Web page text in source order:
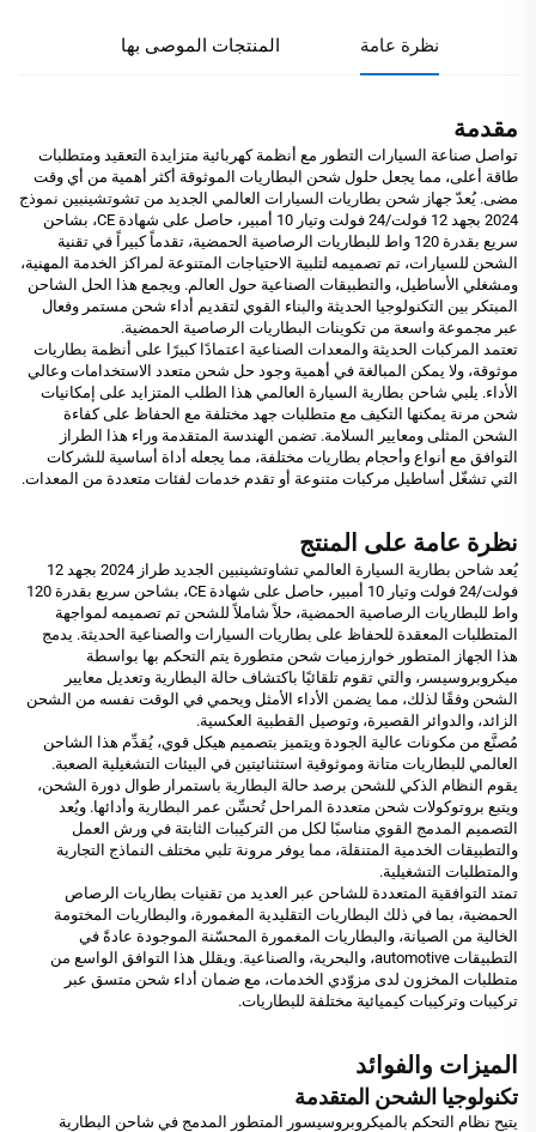
نظرة عامة المنتجات الموصى بها
مقدمة
تواصل صناعة السيارات التطور مع أنظمة كهربائية متزايدة التعقيد ومتطلبات
طاقة أعلى، مما يجعل حلول شحن البطاريات الموثوقة أكثر أهمية من أي وقت
مضى. يُعدّ جهاز شحن بطاريات السيارات العالمي الجديد من تشوتشينبين نموذج
2024 بجهد 12 فولت/24 فولت وتيار 10 أمبير، حاصل على شهادة CE، بشاحن
سريع بقدرة 120 واط للبطاريات الرصاصية الحمضية، تقدماً كبيراً في تقنية
الشحن للسيارات، تم تصميمه لتلبية الاحتياجات المتنوعة لمراكز الخدمة المهنية،
ومشغلي الأساطيل، والتطبيقات الصناعية حول العالم. ويجمع هذا الحل الشاحن
المبتكر بين التكنولوجيا الحديثة والبناء القوي لتقديم أداء شحن مستمر وفعال
عبر مجموعة واسعة من تكوينات البطاريات الرصاصية الحمضية.
تعتمد المركبات الحديثة والمعدات الصناعية اعتمادًا كبيرًا على أنظمة بطاريات
موثوقة، ولا يمكن المبالغة في أهمية وجود حل شحن متعدد الاستخدامات وعالي
الأداء. يلبي شاحن بطارية السيارة العالمي هذا الطلب المتزايد على إمكانيات
شحن مرنة يمكنها التكيف مع متطلبات جهد مختلفة مع الحفاظ على كفاءة
الشحن المثلى ومعايير السلامة. تضمن الهندسة المتقدمة وراء هذا الطراز
التوافق مع أنواع وأحجام بطاريات مختلفة، مما يجعله أداة أساسية للشركات
التي تشغّل أساطيل مركبات متنوعة أو تقدم خدمات لفئات متعددة من المعدات.
نظرة عامة على المنتج
يُعد شاحن بطارية السيارة العالمي تشاوتشينبين الجديد طراز 2024 بجهد 12
فولت/24 فولت وتيار 10 أمبير، حاصل على شهادة CE، بشاحن سريع بقدرة 120
واط للبطاريات الرصاصية الحمضية، حلاً شاملاً للشحن تم تصميمه لمواجهة
المتطلبات المعقدة للحفاظ على بطاريات السيارات والصناعية الحديثة. يدمج
هذا الجهاز المتطور خوارزميات شحن متطورة يتم التحكم بها بواسطة
ميكروبروسيسر، والتي تقوم تلقائيًا باكتشاف حالة البطارية وتعديل معايير
الشحن وفقًا لذلك، مما يضمن الأداء الأمثل ويحمي في الوقت نفسه من الشحن
الزائد، والدوائر القصيرة، وتوصيل القطبية العكسية.
مُصنَّع من مكونات عالية الجودة ويتميز بتصميم هيكل قوي، يُقدِّم هذا الشاحن
العالمي للبطاريات متانة وموثوقية استثنائيتين في البيئات التشغيلية الصعبة.
يقوم النظام الذكي للشحن برصد حالة البطارية باستمرار طوال دورة الشحن،
ويتبع بروتوكولات شحن متعددة المراحل تُحسِّن عمر البطارية وأدائها. ويُعد
التصميم المدمج القوي مناسبًا لكل من التركيبات الثابتة في ورش العمل
والتطبيقات الخدمية المتنقلة، مما يوفر مرونة تلبي مختلف النماذج التجارية
والمتطلبات التشغيلية.
تمتد التوافقية المتعددة للشاحن عبر العديد من تقنيات بطاريات الرصاص
الحمضية، بما في ذلك البطاريات التقليدية المغمورة، والبطاريات المختومة
الخالية من الصيانة، والبطاريات المغمورة المحسّنة الموجودة عادةً في
التطبيقات automotive، والبحرية، والصناعية. ويقلل هذا التوافق الواسع من
متطلبات المخزون لدى مزوّدي الخدمات، مع ضمان أداء شحن متسق عبر
تركيبات وتركيبات كيميائية مختلفة للبطاريات.
الميزات والفوائد
تكنولوجيا الشحن المتقدمة
يتيح نظام التحكم بالميكروبروسيسور المتطور المدمج في شاحن البطارية